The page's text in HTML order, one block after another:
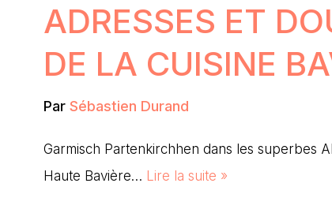
ADRESSES ET
DE LA CUISINE
Par Sébastien Durand
Garmisch Partenkirchhen dans les superbes
Haute Bavière… Lire la suite »